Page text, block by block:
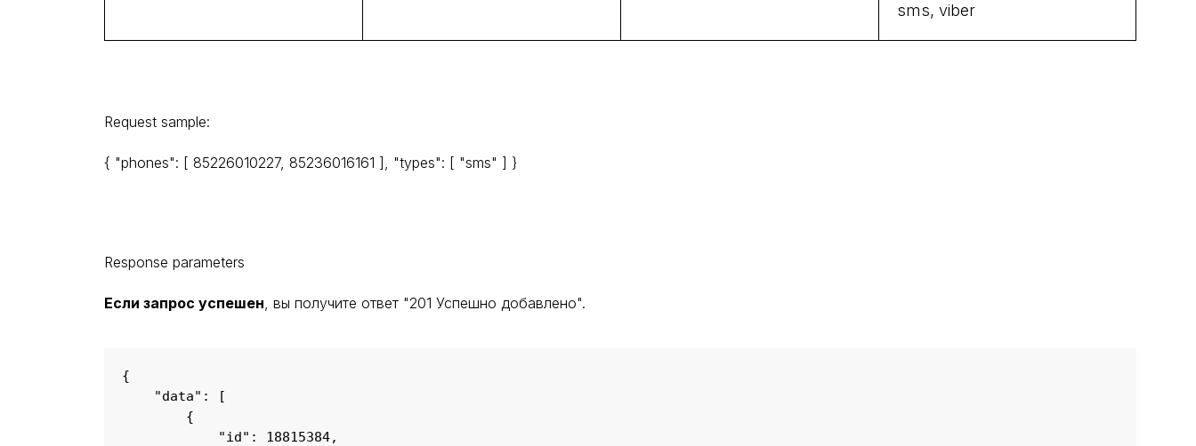
sms, viber
Request sample:
{ "phones": [ 85226010227, 85236016161 ], "types": [ "sms" ] }
Response parameters
Если запрос успешен, вы получите ответ "201 Успешно добавлено".
{
    "data": [
        {
            "id": 18815384,